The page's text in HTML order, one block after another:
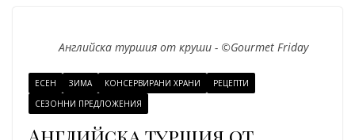
Английска туршия от круши - ©Gourmet Friday
ЕСЕН ЗИМА КОНСЕРВИРАНИ ХРАНИ
РЕЦЕПТИ
СЕЗОННИ ПРЕДЛОЖЕНИЯ